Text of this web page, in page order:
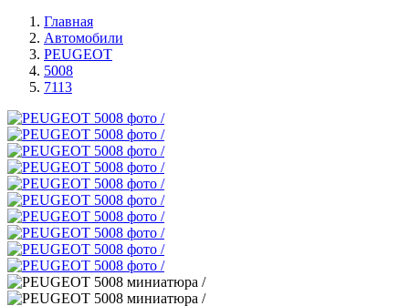
Главная
Автомобили
PEUGEOT
5008
7113